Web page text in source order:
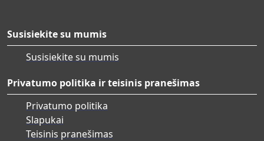
Susisiekite su mumis
Susisiekite su mumis
Privatumo politika ir teisinis pranešimas
Privatumo politika
Slapukai
Teisinis pranešimas